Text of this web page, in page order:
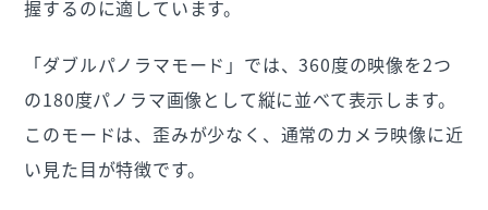
握するのに適しています。
「ダブルパノラマモード」では、360度の映像を2つ
の180度パノラマ画像として縦に並べて表示します。
このモードは、歪みが少なく、通常のカメラ映像に近
い見た目が特徴です。